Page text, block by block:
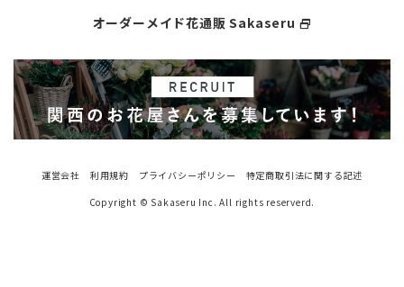
オーダーメイド花通販 Sakaseru select_window
運営会社 利用規約 プライバシーポリシー
特定商取引法に関する記述
Copyright © Sakaseru Inc. All rights reserverd.